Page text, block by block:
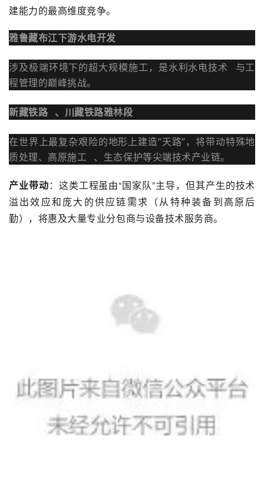
建能力的最高维度竞争。
雅鲁藏布江下游水电开发
涉及极端环境下的超大规模施工，是水利水电技术
与工
程管理的巅峰挑战。
新藏铁路 、川藏铁路雅林段
在世界上最复杂艰险的地形上建造“天路”，将带动特殊地
质处理、 高原施工 、生态保护等尖端技术产业链。
产业带动：这类工程虽由“国家队”主导，但其产生的技术
溢出效应和庞大的供应链需求（从特种装备到高原后
勤），将惠及大量专业分包商与设备技术服务商。